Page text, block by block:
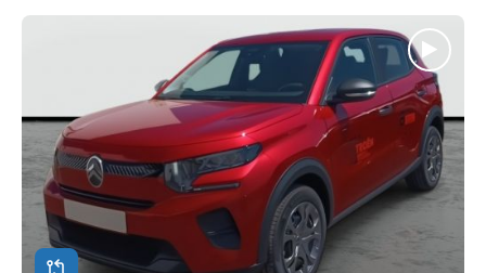
Combustible y cambio (0)
Precio y cuota (1)
Carrocería, año y Kms. (8)